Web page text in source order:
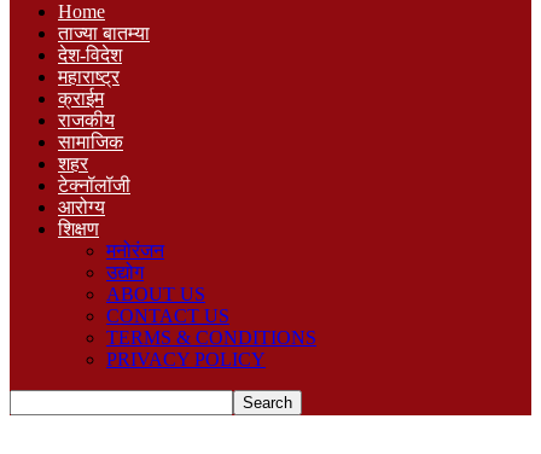
Home
ताज्या बातम्या
देश-विदेश
महाराष्ट्र
क्राईम
राजकीय
सामाजिक
शहर
टेक्नॉलॉजी
आरोग्य
शिक्षण
मनोरंजन
उद्योग
ABOUT US
CONTACT US
TERMS & CONDITIONS
PRIVACY POLICY